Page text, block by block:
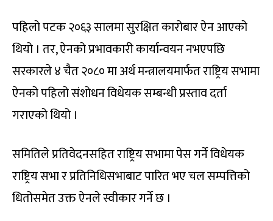
पहिलो पटक २०६३ सालमा सुरक्षित कारोबार ऐन आएको
थियो । तर, ऐनको प्रभावकारी कार्यान्वयन नभएपछि
सरकारले ४ चैत २०८० मा अर्थ मन्त्रालयमार्फत राष्ट्रिय सभामा
ऐनको पहिलो संशोधन विधेयक सम्बन्धी प्रस्ताव दर्ता
गराएको थियो ।
समितिले प्रतिवेदनसहित राष्ट्रिय सभामा पेस गर्ने विधेयक
राष्ट्रिय सभा र प्रतिनिधिसभाबाट पारित भए चल सम्पत्तिको
धितोसमेत उक्त ऐनले स्वीकार गर्ने छ ।